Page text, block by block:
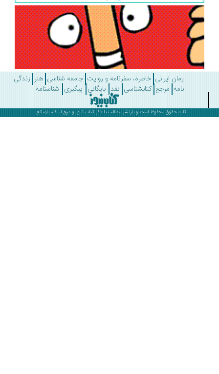
رمان ایرانی خاطره، سفرنامه و روایت جامعه شناسی هنر زندگی
مرجع کتابشناسی نقد بایگانی پیگیری شناسنامه
کلیه حقوق محفوظ است و بازنشر مطالب با ذکرکتاب نیوز و درج لینک، بلامانع .